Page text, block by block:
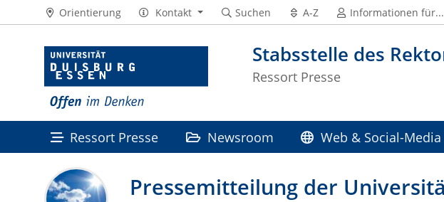
Stabsstelle des
Ressort Presse
Orientierung Kontakt Suchen A-Z Informationen für...
Ressort Presse Newsroom Web & Social-Media
Pressemitteilung der